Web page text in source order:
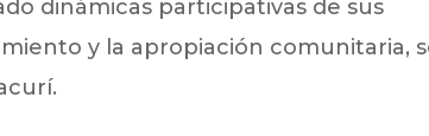
dinámicas participativas de sus
y la apropiación comunitaria,